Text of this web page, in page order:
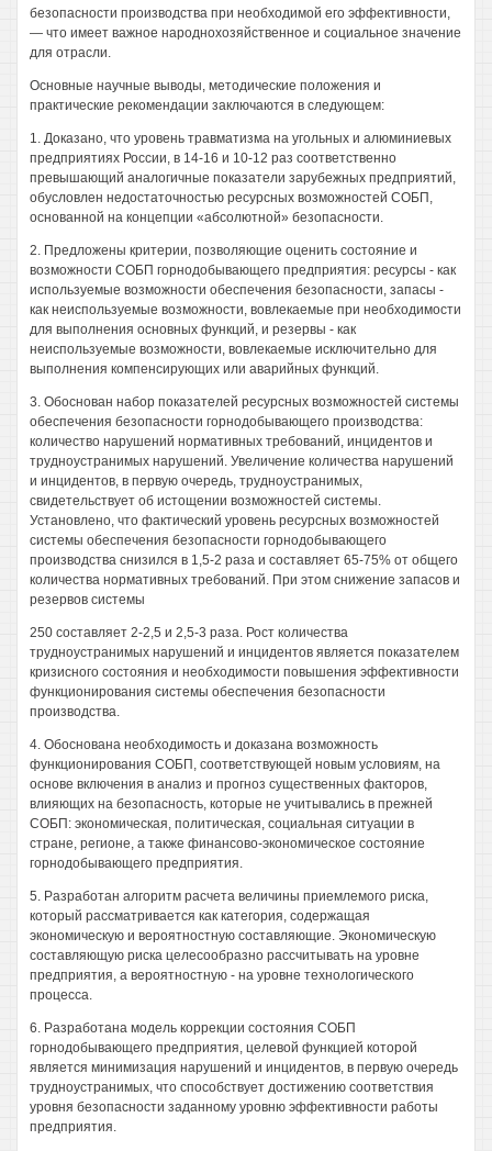
безопасности производства при необходимой его эффективности,
— что имеет важное народнохозяйственное и социальное значение
для отрасли.
Основные научные выводы, методические положения и
практические рекомендации заключаются в следующем:
1. Доказано, что уровень травматизма на угольных и алюминиевых
предприятиях России, в 14-16 и 10-12 раз соответственно
превышающий аналогичные показатели зарубежных предприятий,
обусловлен недостаточностью ресурсных возможностей СОБП,
основанной на концепции «абсолютной» безопасности.
2. Предложены критерии, позволяющие оценить состояние и
возможности СОБП горнодобывающего предприятия: ресурсы - как
используемые возможности обеспечения безопасности, запасы -
как неиспользуемые возможности, вовлекаемые при необходимости
для выполнения основных функций, и резервы - как
неиспользуемые возможности, вовлекаемые исключительно для
выполнения компенсирующих или аварийных функций.
3. Обоснован набор показателей ресурсных возможностей системы
обеспечения безопасности горнодобывающего производства:
количество нарушений нормативных требований, инцидентов и
трудноустранимых нарушений. Увеличение количества нарушений
и инцидентов, в первую очередь, трудноустранимых,
свидетельствует об истощении возможностей системы.
Установлено, что фактический уровень ресурсных возможностей
системы обеспечения безопасности горнодобывающего
производства снизился в 1,5-2 раза и составляет 65-75% от общего
количества нормативных требований. При этом снижение запасов и
резервов системы
250 составляет 2-2,5 и 2,5-3 раза. Рост количества
трудноустранимых нарушений и инцидентов является показателем
кризисного состояния и необходимости повышения эффективности
функционирования системы обеспечения безопасности
производства.
4. Обоснована необходимость и доказана возможность
функционирования СОБП, соответствующей новым условиям, на
основе включения в анализ и прогноз существенных факторов,
влияющих на безопасность, которые не учитывались в прежней
СОБП: экономическая, политическая, социальная ситуации в
стране, регионе, а также финансово-экономическое состояние
горнодобывающего предприятия.
5. Разработан алгоритм расчета величины приемлемого риска,
который рассматривается как категория, содержащая
экономическую и вероятностную составляющие. Экономическую
составляющую риска целесообразно рассчитывать на уровне
предприятия, а вероятностную - на уровне технологического
процесса.
6. Разработана модель коррекции состояния СОБП
горнодобывающего предприятия, целевой функцией которой
является минимизация нарушений и инцидентов, в первую очередь
трудноустранимых, что способствует достижению соответствия
уровня безопасности заданному уровню эффективности работы
предприятия.